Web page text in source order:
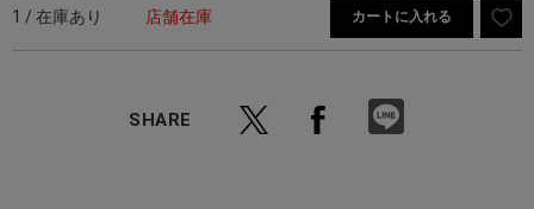
1 / 在庫あり 店舗在庫 カートに入れる
SHARE